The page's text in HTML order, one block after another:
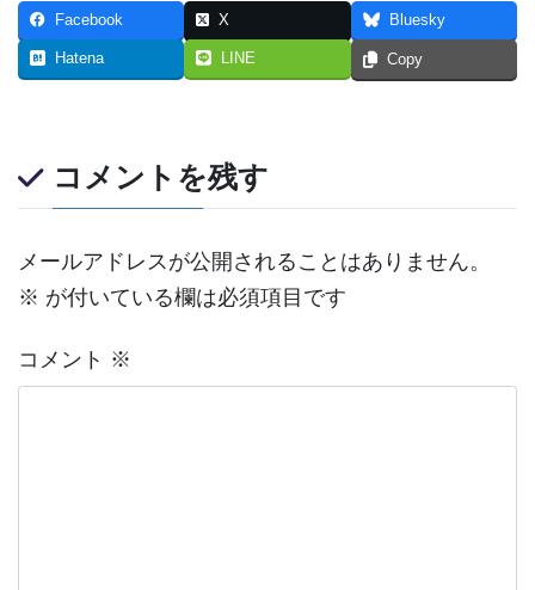
Facebook X Bluesky
Hatena LINE Copy
コメントを残す
メールアドレスが公開されることはありません。
※ が付いている欄は必須項目です
コメント ※